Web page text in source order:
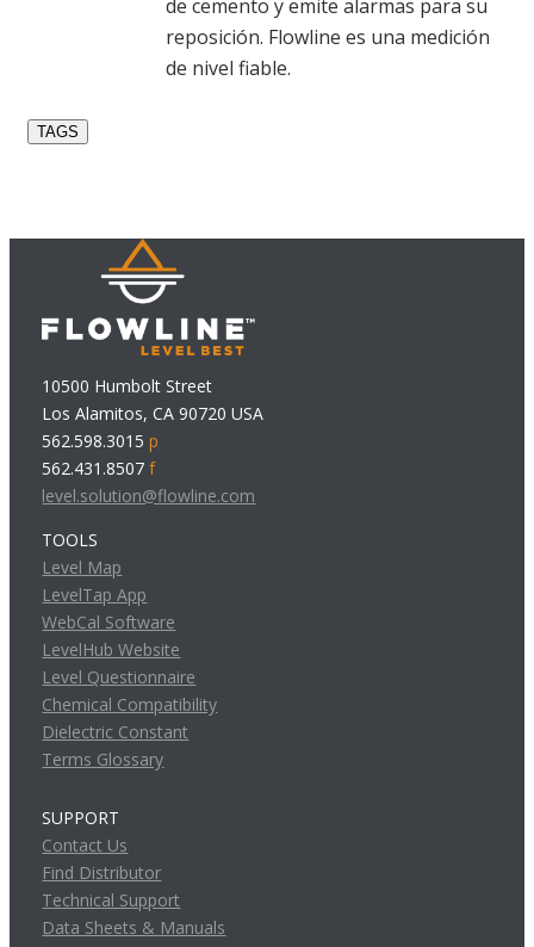
de cemento y emite alarmas para su
reposición. Flowline es una medición
de nivel fiable.
TAGS
10500 Humbolt Street
Los Alamitos, CA 90720 USA
562.598.3015p
562.431.8507f
level.solution@flowline.com
TOOLS
Level Map
LevelTap App
WebCal Software
LevelHub Website
Level Questionnaire
Chemical Compatibility
Dielectric Constant
Terms Glossary
SUPPORT
Contact Us
Find Distributor
Technical Support
Data Sheets & Manuals